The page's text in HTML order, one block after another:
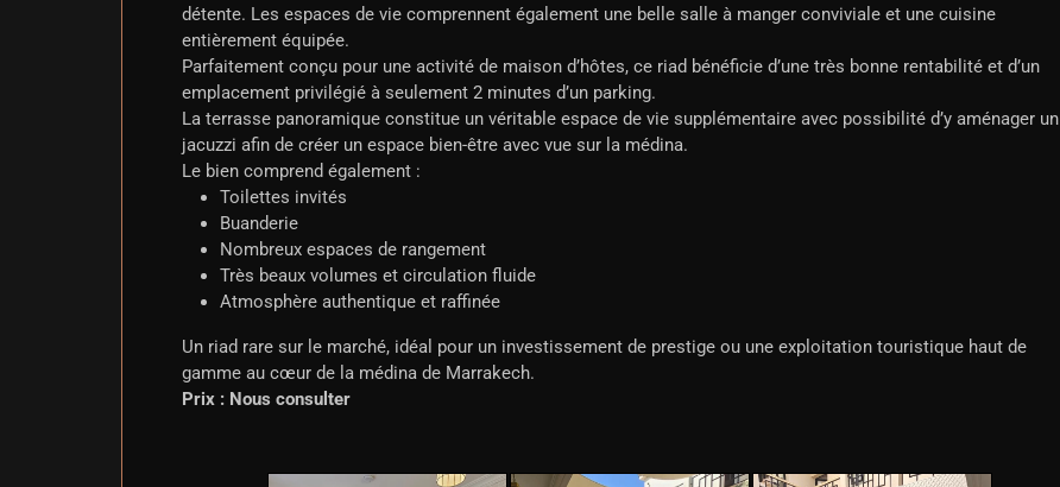
détente. Les espaces de vie comprennent également une belle salle à manger conviviale et une cuisine
entièrement équipée.
Parfaitement conçu pour une activité de maison d’hôtes, ce riad bénéficie d’une très bonne rentabilité et d’un
emplacement privilégié à seulement 2 minutes d’un parking.
La terrasse panoramique constitue un véritable espace de vie supplémentaire avec possibilité d’y aménager un
jacuzzi afin de créer un espace bien-être avec vue sur la médina.
Le bien comprend également :
Toilettes invités
Buanderie
Nombreux espaces de rangement
Très beaux volumes et circulation fluide
Atmosphère authentique et raffinée
Un riad rare sur le marché, idéal pour un investissement de prestige ou une exploitation touristique haut de
gamme au cœur de la médina de Marrakech.
Prix : Nous consulter